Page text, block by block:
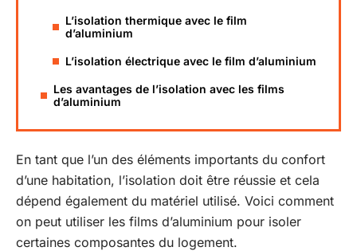
L’isolation thermique avec le film
d’aluminium
L’isolation électrique avec le film d’aluminium
Les avantages de l’isolation avec les films
d’aluminium
En tant que l’un des éléments importants du confort
d’une habitation, l’isolation doit être réussie et cela
dépend également du matériel utilisé. Voici comment
on peut utiliser les films d’aluminium pour isoler
certaines composantes du logement.